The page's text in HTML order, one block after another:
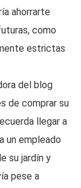
ahorrarte
como
estrictas
del blog
de comprar su
llegar a
un empleado
su jardín y
pese a